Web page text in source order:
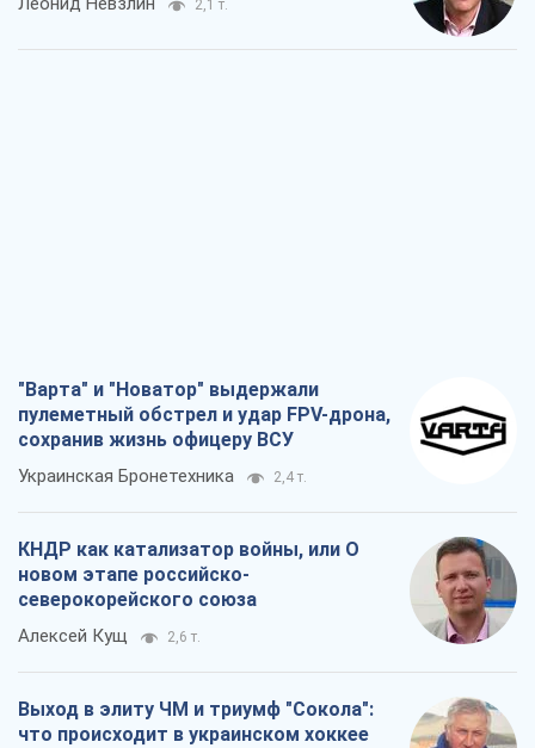
2,1 т.
"Варта" и "Новатор" выдержали
пулеметный обстрел и удар FPV-дрона,
сохранив жизнь офицеру ВСУ
Украинская Бронетехника 2,4 т.
КНДР как катализатор войны, или О
новом этапе российско-
северокорейского союза
Алексей Кущ 2,6 т.
Выход в элиту ЧМ и триумф "Сокола":
что происходит в украинском хоккее